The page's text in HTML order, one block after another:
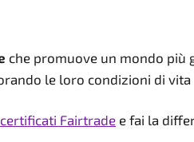
che promuove un mondo più
le loro condizioni di
Fairtrade e fai la